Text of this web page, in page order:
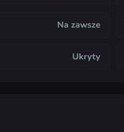
Na zawsze
Ukryty